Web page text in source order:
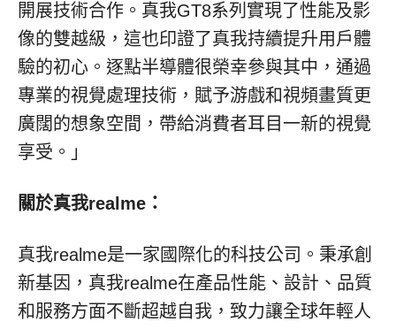
開展技術合作。真我GT8系列實現了性能及影
像的雙越級，這也印證了真我持續提升用戶體
驗的初心。逐點半導體很榮幸參與其中，通過
專業的視覺處理技術，賦予游戲和視頻畫質更
廣闊的想象空間，帶給消費者耳目一新的視覺
享受。」
關於真我realme：
真我realme是一家國際化的科技公司。秉承創
新基因，真我realme在產品性能、設計、品質
和服務方面不斷超越自我，致力讓全球年輕人